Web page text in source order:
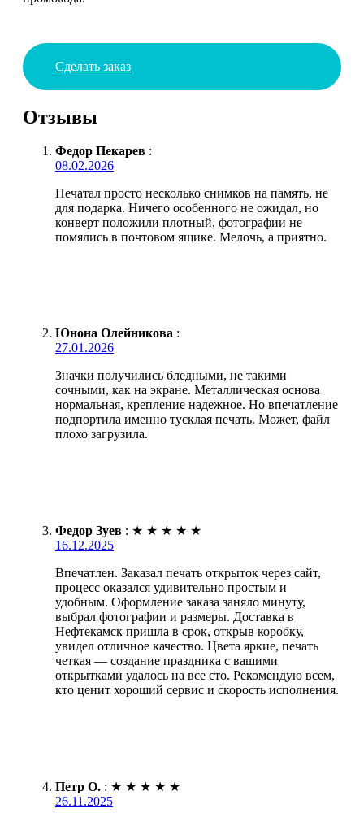
Сделать заказ
Отзывы
Федор Пекарев :
08.02.2026
Печатал просто несколько снимков на память, не
для подарка. Ничего особенного не ожидал, но
конверт положили плотный, фотографии не
помялись в почтовом ящике. Мелочь, а приятно.
Юнона Олейникова :
27.01.2026
Значки получились бледными, не такими
сочными, как на экране. Металлическая основа
нормальная, крепление надежное. Но впечатление
подпортила именно тусклая печать. Может, файл
плохо загрузила.
Федор Зуев : ★ ★ ★ ★ ★
16.12.2025
Впечатлен. Заказал печать открыток через сайт,
процесс оказался удивительно простым и
удобным. Оформление заказа заняло минуту,
выбрал фотографии и размеры. Доставка в
Нефтекамск пришла в срок, открыв коробку,
увидел отличное качество. Цвета яркие, печать
четкая — создание праздника с вашими
открытками удалось на все сто. Рекомендую всем,
кто ценит хороший сервис и скорость исполнения.
Петр О. : ★ ★ ★ ★ ★
26.11.2025